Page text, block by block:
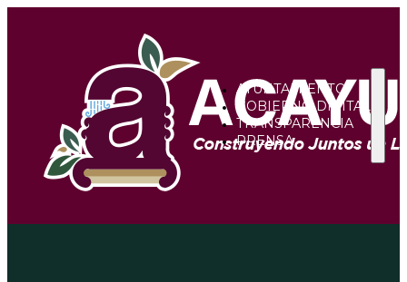
AYUNTAMIENTO
GOBIERNO DIGITAL
TRANSPARENCIA
PRENSA